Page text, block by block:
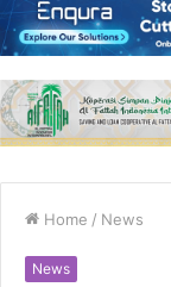
Home / News
News